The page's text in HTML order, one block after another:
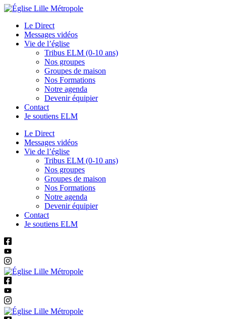
Le Direct
Messages vidéos
Vie de l’église
Tribus ELM (0-10 ans)
Nos groupes
Groupes de maison
Nos Formations
Notre agenda
Devenir équipier
Contact
Je soutiens ELM
Le Direct
Messages vidéos
Vie de l’église
Tribus ELM (0-10 ans)
Nos groupes
Groupes de maison
Nos Formations
Notre agenda
Devenir équipier
Contact
Je soutiens ELM